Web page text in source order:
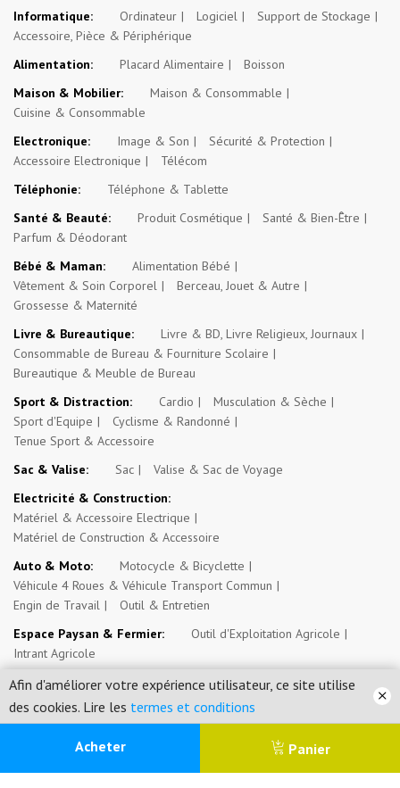
Acheter Panier
Afin d'améliorer votre expérience utilisateur, ce site utilise
des cookies. Lire les termes et conditions
Informatique:
Ordinateur Logiciel
Support de Stockage
Accessoire, Pièce & Périphérique
Alimentation:
Placard Alimentaire
Boisson
Maison & Mobilier:
Maison & Consommable
Cuisine & Consommable
Electronique:
Image & Son
Sécurité & Protection
Accessoire Electronique
Télécom
Téléphonie:
Téléphone & Tablette
Santé & Beauté:
Produit Cosmétique
Santé & Bien-Être
Parfum & Déodorant
Bébé & Maman:
Alimentation Bébé
Vêtement & Soin Corporel
Berceau, Jouet & Autre
Grossesse & Maternité
Livre & Bureautique:
Livre & BD, Livre Religieux, Journaux
Consommable de Bureau & Fourniture Scolaire
Bureautique & Meuble de Bureau
Sport & Distraction:
Cardio
Musculation & Sèche
Sport d'Equipe
Cyclisme & Randonné
Tenue Sport & Accessoire
Sac & Valise:
Sac
Valise & Sac de Voyage
Electricité & Construction:
Matériel & Accessoire Electrique
Matériel de Construction & Accessoire
Auto & Moto:
Motocycle & Bicyclette
Véhicule 4 Roues & Véhicule Transport Commun
Engin de Travail
Outil & Entretien
Espace Paysan & Fermier:
Outil d'Exploitation Agricole
Intrant Agricole
Evénement, Opportunité & Autres Annonces:
Evénement
Emploi, Stage & Bourse
Immobilier
Mossosouk.com SARL © 2026. Tous droits réservés.